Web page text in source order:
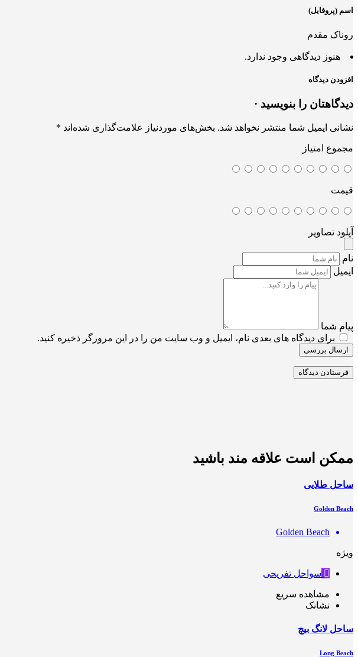
اسم (پروفایل)
روناک مقدم
هنوز دیدگاهی وجود ندارد.
افزودن دیدگاه
دیدگاهتان را بنویسید ·
نشانی ایمیل شما منتشر نخواهد شد. بخش‌های موردنیاز علامت‌گذاری شده‌اند *
مجموع امتیاز
قیمت
آپلود تصاویر
نام
ایمیل
پیام شما
برای دیدگاه های بعدی نام، ایمیل و وب سایت من را در این مرورگر ذخیره کنید.
ارسال بررسی
ممکن است علاقه مند باشید
ساحل طلایی
Golden Beach
Golden Beach
ویژه
سواحل تفریحی
مشاهده سریع
نشانک
ساحل لانگ بیچ
Long Beach